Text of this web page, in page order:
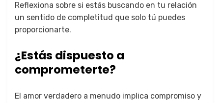
Reflexiona sobre si estás buscando en tu relación
un sentido de completitud que solo tú puedes
proporcionarte.
¿Estás dispuesto a
comprometerte?
El amor verdadero a menudo implica compromiso y